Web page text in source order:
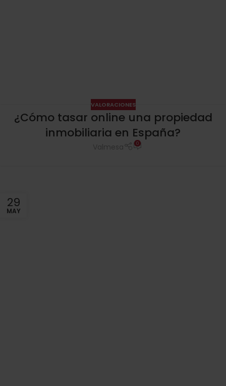
VALORACIONES
¿Cómo tasar online una propiedad
inmobiliaria en España?
0
29
MAY